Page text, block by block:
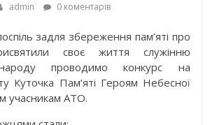
admin 0 коментарів
задля збереження пам’яті про
своє життя служінню
народу проводимо конкурс на
Куточка Пам’яті Героям Небесної
учасникам АТО.